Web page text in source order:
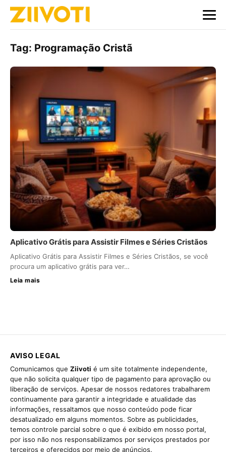
Tag: Programação Cristã
Aplicativo Grátis para Assistir Filmes e Séries Cristãos
Aplicativo Grátis para Assistir Filmes e Séries Cristãos, se você
procura um aplicativo grátis para ver…
Leia mais
AVISO LEGAL
Comunicamos que Ziivoti é um site totalmente independente,
que não solicita qualquer tipo de pagamento para aprovação ou
liberação de serviços. Apesar de nossos redatores trabalharem
continuamente para garantir a integridade e atualidade das
informações, ressaltamos que nosso conteúdo pode ficar
desatualizado em alguns momentos. Sobre as publicidades,
temos controle parcial sobre o que é exibido em nosso portal,
por isso não nos responsabilizamos por serviços prestados por
terceiros e oferecidos por meio de anúncios.